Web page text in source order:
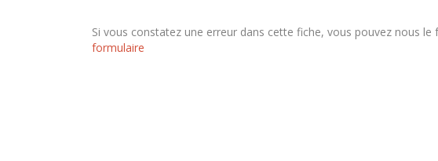
Si vous constatez une erreur dans cette fiche, vous pouvez nous le
formulaire